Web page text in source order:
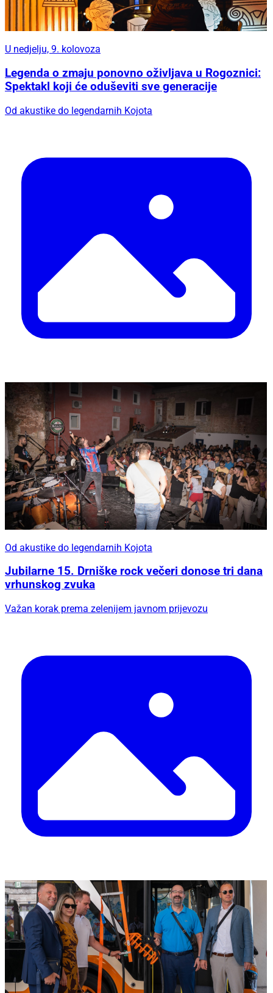
U nedjelju, 9. kolovoza
Legenda o zmaju ponovno oživljava u Rogoznici:
Spektakl koji će oduševiti sve generacije
Od akustike do legendarnih Kojota
Od akustike do legendarnih Kojota
Jubilarne 15. Drniške rock večeri donose tri dana
vrhunskog zvuka
Važan korak prema zelenijem javnom prijevozu